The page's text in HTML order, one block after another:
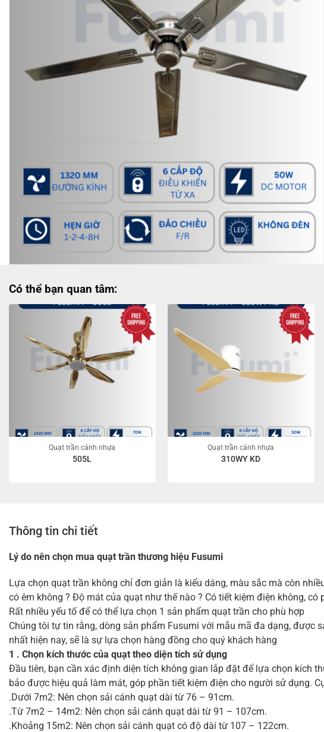
Có thể bạn quan tâm:
Quạt trần cánh nhựa
505L
Quạt trần cánh nhựa
310WY KD
Thông tin chi tiết
Lý do nên chọn mua quạt trần thương hiệu Fusumi
Lựa chọn quạt trần không chỉ đơn giản là kiểu dáng, màu sắc mà còn
có êm không ? Độ mát của quạt như thế nào ? Có tiết kiệm điện không,
Rất nhiều yếu tố để có thể lựa chọn 1 sản phẩm quạt trần cho phù hợp
Chúng tôi tự tin rằng, dòng sản phẩm Fusumi với mẫu mã đa dạng, được
nhất hiện nay, sẽ là sự lựa chọn hàng đồng cho quý khách hàng
1 . Chọn kích thước của quạt theo diện tích sử dụng
Đầu tiên, bạn cần xác định diện tích không gian lắp đặt để lựa chọn kích
bảo được hiệu quả làm mát, góp phần tiết kiệm điện cho người sử dụng.
.Dưới 7m2: Nên chọn sải cánh quạt dài từ 76 – 91cm.
.Từ 7m2 – 14m2: Nên chọn sải cánh quạt dài từ 91 – 107cm.
.Khoảng 15m2: Nên chọn sải cánh quạt có độ dài từ 107 – 122cm.